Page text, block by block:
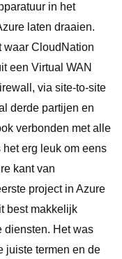
in het
laten draaien.
waar CloudNation
een Virtual WAN
via site-to-site
derde partijen en
verbonden met alle
erg leuk om eens
kant van
project in Azure
best makkelijk
diensten. Het was
juiste termen en de